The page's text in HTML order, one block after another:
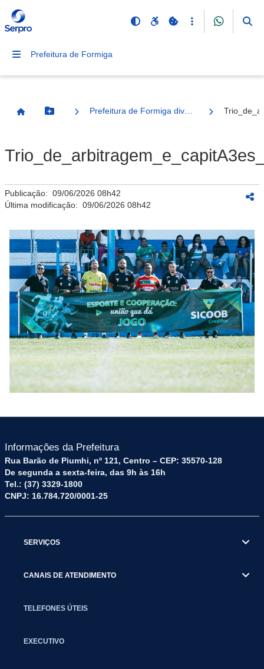
Prefeitura de Formiga
Página InicialBotão Menu
Publicação: 09/06/2026 08h42
Última modificação: 09/06/2026 08h42
Informações da Prefeitura
Rua Barão de Piumhi, nº 121, Centro – CEP: 35570-128
De segunda a sexta-feira, das 9h às 16h
Tel.: (37) 3329-1800
CNPJ: 16.784.720/0001-25
SERVIÇOS
CANAIS DE ATENDIMENTO
TELEFONES ÚTEIS
EXECUTIVO